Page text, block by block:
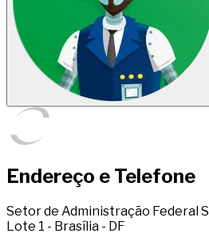
Endereço e Telefone
Setor de Administração Federal
Lote 1 - Brasília - DF